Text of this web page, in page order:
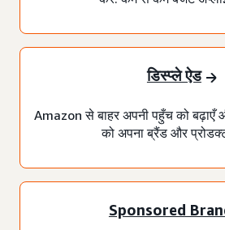
डिस्प्ले ऐड
Amazon से बाहर अपनी पहुँच को बढ़ाएँ
को अपना ब्रैंड और
Sponsored